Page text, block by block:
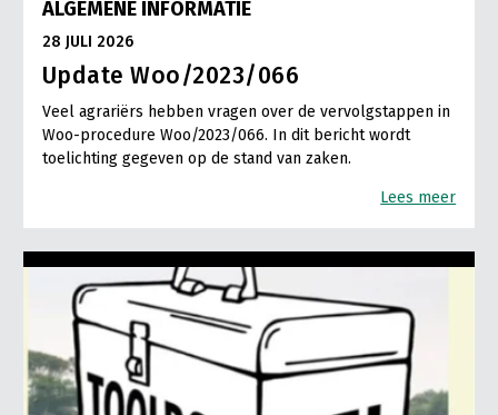
ALGEMENE INFORMATIE
28 JULI 2026
Update Woo/2023/066
Veel agrariërs hebben vragen over de vervolgstappen in
Woo-procedure Woo/2023/066. In dit bericht wordt
toelichting gegeven op de stand van zaken.
Lees meer